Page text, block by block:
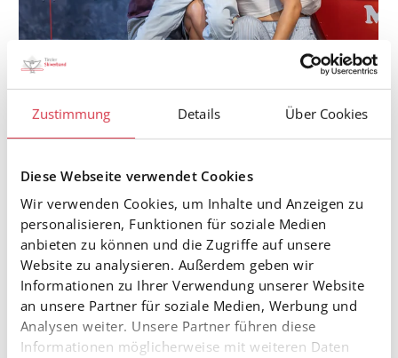
Zustimmung Details Über Cookies
Diese Webseite verwendet Cookies
Wir verwenden Cookies, um Inhalte und Anzeigen zu
personalisieren, Funktionen für soziale Medien
anbieten zu können und die Zugriffe auf unsere
Website zu analysieren. Außerdem geben wir
Informationen zu Ihrer Verwendung unserer Website
an unsere Partner für soziale Medien, Werbung und
Analysen weiter. Unsere Partner führen diese
Informationen möglicherweise mit weiteren Daten
Manuel Feller freute sich mit Frau Selina und Sohn Lio über die
Das sieht Kitzbühel nicht alle Tage: „Ihr habt es
geschafft“, sagteMichael Huber, Präsident des
Kitzbüheler Ski Clubs, beim Blick in die Menge:
„Fieberbrunn übernimmt heute den Hahnenkamm.“
160 Tage sind seit dem Triumph von einem der
größten Söhne Fieberbrunns auf dem Ganslernhang